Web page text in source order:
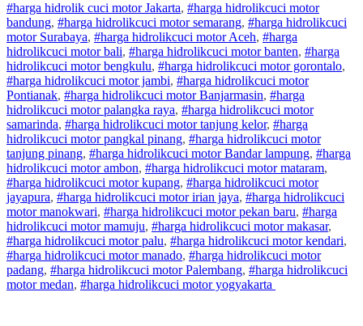
#harga hidrolik cuci motor Jakarta, #harga hidrolikcuci motor
bandung, #harga hidrolikcuci motorsemarang, #harga hidrolikcuci
motorSurabaya, #harga hidrolikcuci motorAceh, #harga
hidrolikcuci motorbali, #harga hidrolikcuci motorbanten, #harga
hidrolikcuci motorbengkulu, #harga hidrolikcuci motorgorontalo,
#harga hidrolikcuci motorjambi, #harga hidrolikcuci motor
Pontianak, #harga hidrolikcuci motorBanjarmasin, #harga
hidrolikcuci motorpalangka raya, #harga hidrolikcuci motor
samarinda, #harga hidrolikcuci motortanjung kelor, #harga
hidrolikcuci motorpangkal pinang, #harga hidrolikcuci motor
tanjung pinang, #harga hidrolikcuci motorBandar lampung, #harga
hidrolikcuci motorambon, #harga hidrolikcuci motormataram,
#harga hidrolikcuci motorkupang, #harga hidrolikcuci motor
jayapura, #harga hidrolikcuci motoririan jaya, #harga hidrolikcuci
motormanokwari, #harga hidrolikcuci motorpekan baru, #harga
hidrolikcuci motormamuju, #harga hidrolikcuci motormakasar,
#harga hidrolikcuci motorpalu, #harga hidrolikcuci motorkendari,
#harga hidrolikcuci motormanado, #harga hidrolikcuci motor
padang, #harga hidrolikcuci motorPalembang, #harga hidrolikcuci
motormedan, #harga hidrolikcuci motoryogyakarta